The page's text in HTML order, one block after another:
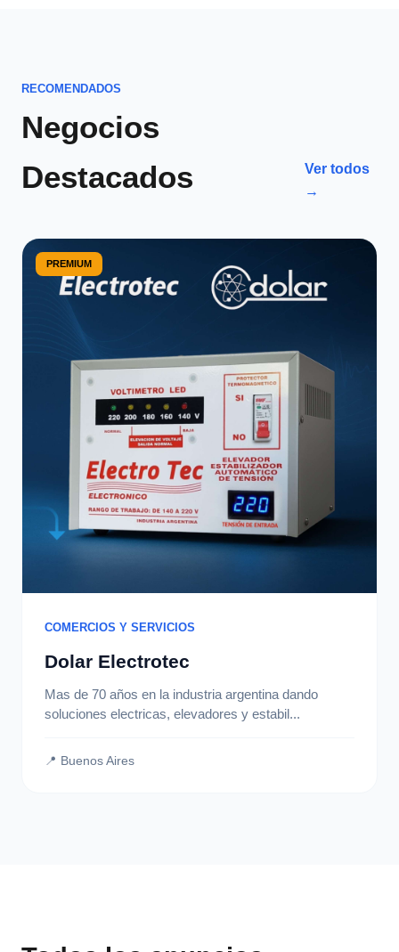
RECOMENDADOS
Negocios
Destacados
Ver todos
→
PREMIUM
COMERCIOS Y SERVICIOS
Dolar Electrotec
Mas de 70 años en la industria argentina dando
soluciones electricas, elevadores y estabil...
📍 Buenos Aires